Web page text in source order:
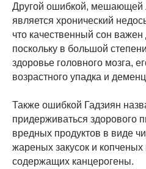
Другой ошибкой, мешающей
является хронический
что качественный сон важен
поскольку в большой
здоровье головного мозга,
возрастного упадка и
Также ошибкой Гадзиян
придерживаться здорового
вредных продуктов в виде
жареных закусок и
содержащих канцерогены.